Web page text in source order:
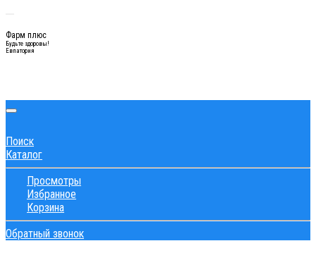
Фарм плюс
Будьте здоровы!
Евпатория
Поиск
Каталог
Просмотры
Избранное
Корзина
Обратный звонок